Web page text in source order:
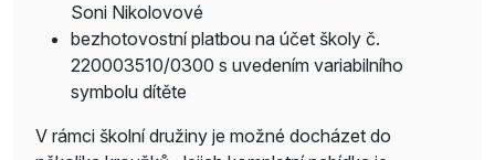
Soni Nikolovové
bezhotovostní platbou na účet školy č.
220003510/0300 s uvedením variabilního
symbolu dítěte
V rámci školní družiny je možné docházet do